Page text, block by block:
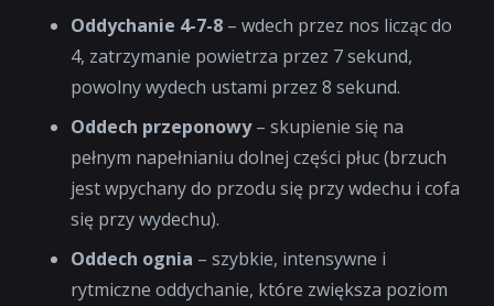
Oddychanie 4-7-8 – wdech przez nos licząc do
4, zatrzymanie powietrza przez 7 sekund,
powolny wydech ustami przez 8 sekund.
Oddech przeponowy– skupienie się na
pełnym napełnianiu dolnej części płuc (brzuch
jest wpychany do przodu się przy wdechu i cofa
się przy wydechu).
Oddech ognia – szybkie, intensywne i
rytmiczne oddychanie, które zwiększa poziom